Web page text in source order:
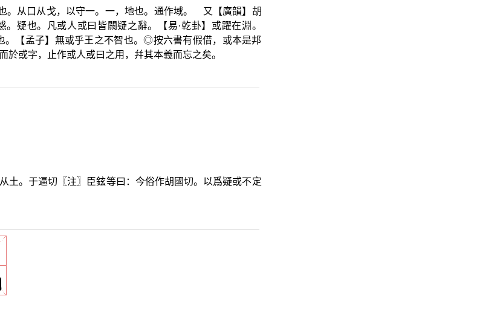
。从口从戈，以守一。一，地也。通作域。 又【廣韻】胡
。疑也。凡或人或曰皆闕疑之辭。【易·乾卦】或躍在淵。
。【孟子】無或乎王之不智也。◎按六書有假借，或本是邦
或字，止作或人或曰之用，幷其本義而忘之矣。
土。于逼切〖注〗臣鉉等曰：今俗作胡國切。以爲疑或不定